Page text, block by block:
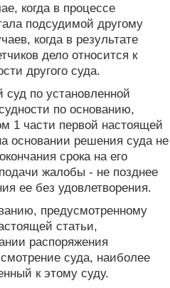
когда в процессе
подсудимой другому
когда в результате
дело относится к
другого суда.
суд по установленной
по основанию,
1 части первой настоящей
основании решения суда не
срока на его
жалобы - не позднее
ее без удовлетворения.
предусмотренному
статьи,
распоряжения
суда, наиболее
к этому суду.